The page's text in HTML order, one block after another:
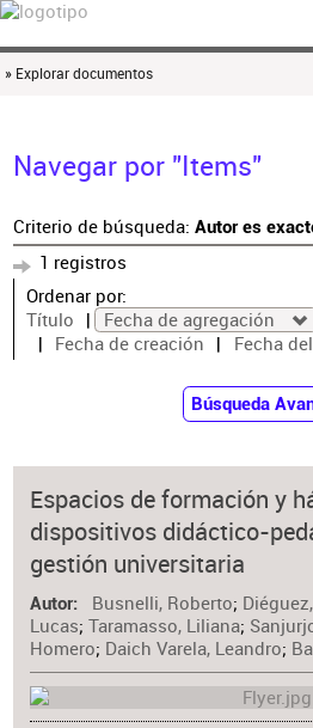
» Explorar documentos
Navegar por "Items"
Criterio de búsqueda: Autor es
1 registros
Ordenar por:
Título
Fecha de agregación
Fecha de creación
Fecha
Búsqueda
Espacios de formación y
dispositivos didáctico-
gestión universitaria
Autor Busnelli, Roberto;
Lucas;Taramasso, Liliana;
Homero; Daich Varela, Leandro;